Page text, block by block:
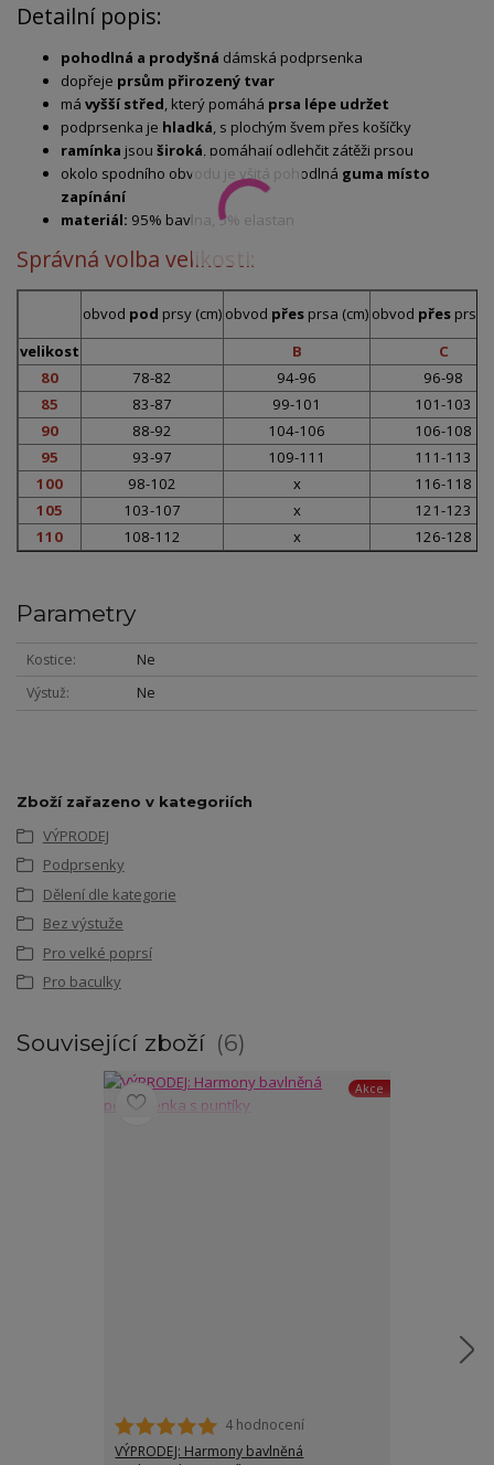
Detailní popis:
pohodlná a prodyšná dámská podprsenka
dopřeje prsům přirozený tvar
má vyšší střed, který pomáhá prsa lépe udržet
podprsenka je hladká, s plochým švem přes košíčky
ramínka jsou široká, pomáhají odlehčit zátěži prsou
okolo spodního obvodu je všitá pohodlná guma místo
zapínání
materiál: 95% bavlna, 5% elastan
Správná volba velikosti:
obvod pod prsy (cm) obvod přes prsa (cm) obvod přes prsa
velikost
B
C
80
78-82 94-96
96-98
85
83-87 99-101
101-103
90
88-92 104-106
106-108
95
93-97 109-111
111-113
100
98-102 x
116-118
105
103-107 x
121-123
110
108-112 x 126-128
Parametry
Kostice
Ne
Výstuž
Ne
Zboží zařazeno v kategoriích
VÝPRODEJ
Podprsenky
Dělení dle kategorie
Bez výstuže
Pro velké poprsí
Pro baculky
Související zboží 6
Akce
4 hodnocení
VÝPRODEJ: Harmony bavlněná